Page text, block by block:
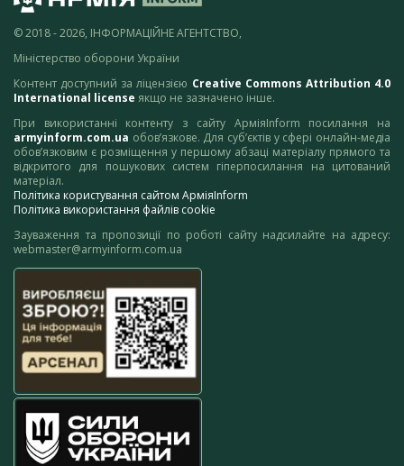
© 2018 - 2026, ІНФОРМАЦІЙНЕ АГЕНТСТВО,
Міністерство оборони України
Контент доступний за ліцензією Creative Commons Attribution 4.0
International license якщо не зазначено інше.
При використанні контенту з сайту АрміяInform посилання на
armyinform.com.ua обов’язкове. Для суб’єктів у сфері онлайн-медіа
обов’язковим є розміщення у першому абзаці матеріалу прямого та
відкритого для пошукових систем гіперпосилання на цитований
матеріал.
Політика користування сайтом АрміяInform
Політика використання файлів cookie
Зауваження та пропозиції по роботі сайту надсилайте на адресу:
webmaster@armyinform.com.ua